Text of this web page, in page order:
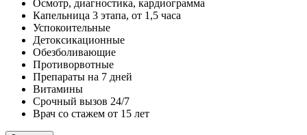
Осмотр, диагностика, кардиограмма
Капельница 3 этапа, от 1,5 часа
Успокоительные
Детоксикационные
Обезболивающие
Противорвотные
Препараты на 7 дней
Витамины
Срочный вызов 24/7
Врач со стажем от 15 лет